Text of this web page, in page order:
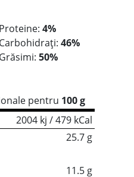
Proteine: 4%
Carbohidrați: 46%
Grăsimi: 50%
pentru 100 g
2004 kj / 479 kCal
25.7 g
11.5 g